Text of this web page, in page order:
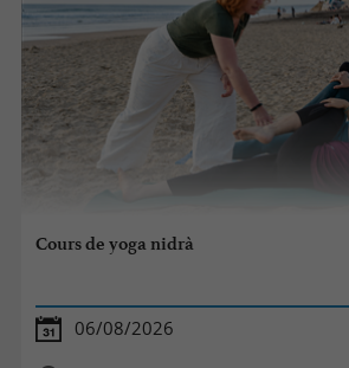
Cours de yoga nidrà
06/08/2026